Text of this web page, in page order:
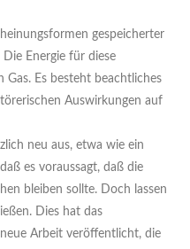
gespeicherter
Energie für diese
Gas. Es besteht beachtliches
Auswirkungen auf
neu aus, etwa wie ein
es voraussagt, daß die
bleiben sollte. Doch lassen
Dies hat das
Arbeit veröffentlicht, die